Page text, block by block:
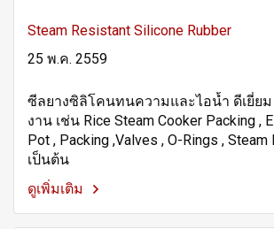
Steam Resistant Silicone Rubber
25 พ.ค. 2559
ซีลยางซิลิโคนทนความและไอน้ำ ดีเยี่ยม สำหรับการใช้
งาน เช่น Rice Steam Cooker Packing ,
Pot , Packing ,Valves , O-Rings , Steam
เป็นต้น
ดูเพิ่มเติม